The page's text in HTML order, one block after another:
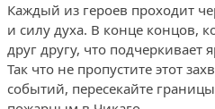
Каждый из героев проходит
и силу духа. В конце концов,
друг другу, что подчеркивает
Так что не пропустите этот
событий, пересекайте